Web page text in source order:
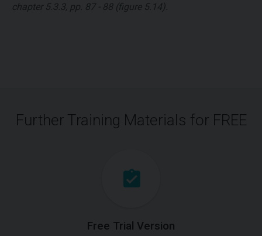
chapter 5.3.3, pp. 87 - 88 (figure 5.14).
Further Training Materials for FREE
Free Trial Version